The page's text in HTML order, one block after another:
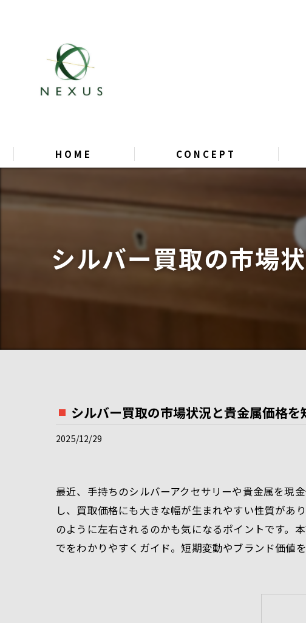
HOME CONCEPT
シルバー買取の市場
シルバー買取の市場状況と貴金属価格
2025/12/29
最近、手持ちのシルバーアクセサリーや貴金属を現
し、買取価格にも大きな幅が生まれやすい性質があ
のように左右されるのかも気になるポイントです。
でをわかりやすくガイド。短期変動やブランド価値